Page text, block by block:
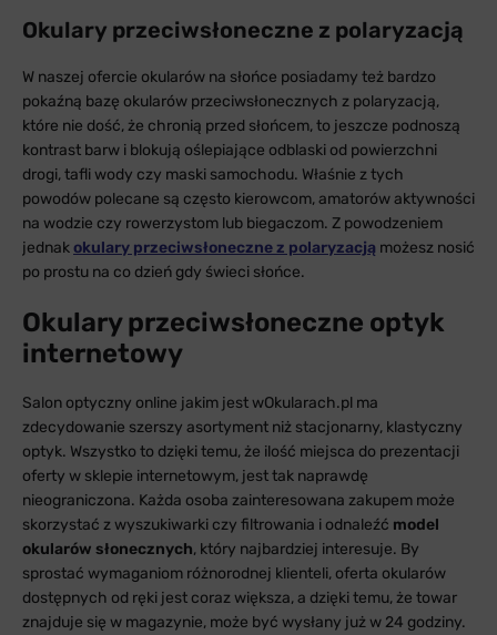
Okulary przeciwsłoneczne z polaryzacją
W naszej ofercie okularów na słońce posiadamy też bardzo
pokaźną bazę okularów przeciwsłonecznych z polaryzacją,
które nie dość, że chronią przed słońcem, to jeszcze podnoszą
kontrast barw i blokują oślepiające odblaski od powierzchni
drogi, tafli wody czy maski samochodu. Właśnie z tych
powodów polecane są często kierowcom, amatorów aktywności
na wodzie czy rowerzystom lub biegaczom. Z powodzeniem
jednakokulary przeciwsłoneczne z polaryzacją możesz nosić
po prostu na co dzień gdy świeci słońce.
Okulary przeciwsłoneczne optyk
internetowy
Salon optyczny online jakim jest wOkularach.pl ma
zdecydowanie szerszy asortyment niż stacjonarny, klastyczny
optyk. Wszystko to dzięki temu, że ilość miejsca do prezentacji
oferty w sklepie internetowym, jest tak naprawdę
nieograniczona. Każda osoba zainteresowana zakupem może
skorzystać z wyszukiwarki czy filtrowania i odnaleźć model
okularów słonecznych, który najbardziej interesuje. By
sprostać wymaganiom różnorodnej klienteli, oferta okularów
dostępnych od ręki jest coraz większa, a dzięki temu, że towar
znajduje się w magazynie, może być wysłany już w 24 godziny.